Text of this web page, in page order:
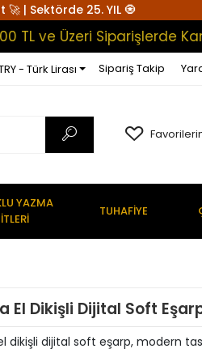
| Sektörde 25. YIL 🧿
Üzeri Siparişlerde Kargo
- Türk Lirası Sipariş Takip
YAZMA
TUHAFİYE
El Dikişli Dijital Soft
dikişli dijital soft eşarp, modern